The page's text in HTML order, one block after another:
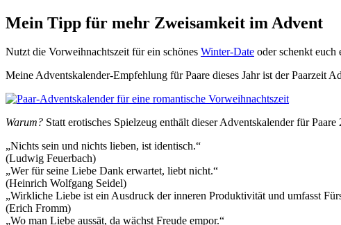
Mein Tipp für mehr Zweisamkeit im Advent
Nutzt die Vorweihnachtszeit für ein schönes Winter-Date oder schenkt euch
Meine Adventskalender-Empfehlung für Paare dieses Jahr ist der Paarzeit
Warum? Statt erotisches Spielzeug enthält dieser Adventskalender für
„Nichts sein und nichts lieben, ist identisch.“
(Ludwig Feuerbach)
„Wer für seine Liebe Dank erwartet, liebt nicht.“
(Heinrich Wolfgang Seidel)
„Wirkliche Liebe ist ein Ausdruck der inneren Produktivität und umfasst
(Erich Fromm)
„Wo man Liebe aussät, da wächst Freude empor.“